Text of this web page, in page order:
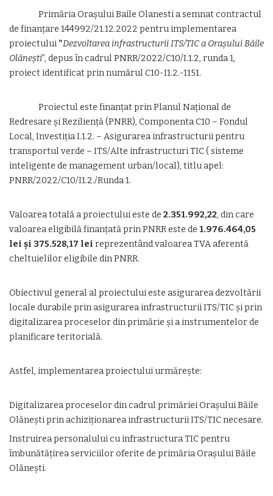
Primăria Orașului Baile Olanesti a semnat contractul
de finanțare 144992/21.12.2022 pentru implementarea
proiectului ”Dezvoltarea infrastructurii ITS/TIC a Orașului Băile
Olănești”, depus în cadrul PNRR/2022/C10/I.1.2, runda 1,
proiect identificat prin numărul C10-I1.2.-1151.
Proiectul este finanțat prin Planul Național de
Redresare și Reziliență (PNRR), Componenta C10 – Fondul
Local, Investiția I.1.2. – Asigurarea infrastructurii pentru
transportul verde – ITS/Alte infrastructuri TIC ( sisteme
inteligente de management urban/local), titlu apel:
PNRR/2022/C10/I1.2./Runda 1.
Valoarea totală a proiectului este de 2.351.992,22, din care
valoarea eligibilă finanțată prin PNRR este de 1.976.464,05
lei și 375.528,17 lei reprezentând valoarea TVA aferentă
cheltuielilor eligibile din PNRR.
Obiectivul general al proiectului este asigurarea dezvoltării
locale durabile prin asigurarea infrastructurii ITS/TIC și prin
digitalizarea proceselor din primărie și a instrumentelor de
planificare teritorială.
Astfel, implementarea proiectului urmărește:
Digitalizarea proceselor din cadrul primăriei Orașului Băile
Olănești prin achiziționarea infrastructurii ITS/TIC necesare.
Instruirea personalului cu infrastructura TIC pentru
îmbunătățirea serviciilor oferite de primăria Orașului Băile
Olănești.